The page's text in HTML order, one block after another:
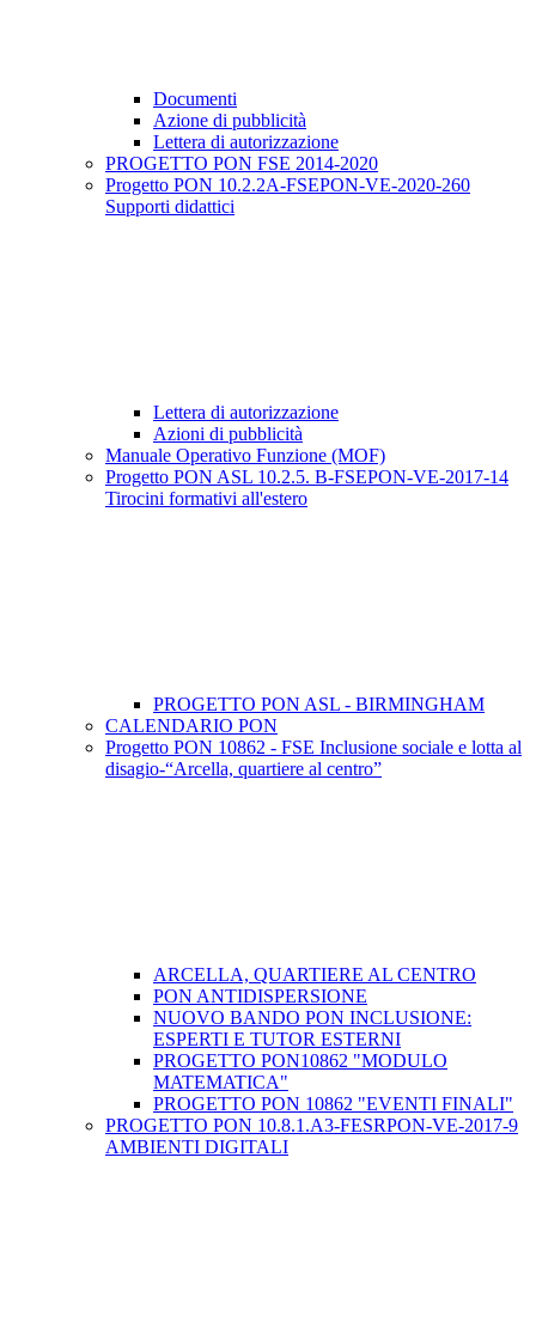
Documenti
Azione di pubblicità
Lettera di autorizzazione
PROGETTO PON FSE 2014-2020
Progetto PON 10.2.2A-FSEPON-VE-2020-260
Supporti didattici
Lettera di autorizzazione
Azioni di pubblicità
Manuale Operativo Funzione (MOF)
Progetto PON ASL 10.2.5. B-FSEPON-VE-2017-14
Tirocini formativi all'estero
PROGETTO PON ASL - BIRMINGHAM
CALENDARIO PON
Progetto PON 10862 - FSE Inclusione sociale e lotta al
disagio-“Arcella, quartiere al centro”
ARCELLA, QUARTIERE AL CENTRO
PON ANTIDISPERSIONE
NUOVO BANDO PON INCLUSIONE:
ESPERTI E TUTOR ESTERNI
PROGETTO PON10862 "MODULO
MATEMATICA"
PROGETTO PON 10862 "EVENTI FINALI"
PROGETTO PON 10.8.1.A3-FESRPON-VE-2017-9
AMBIENTI DIGITALI